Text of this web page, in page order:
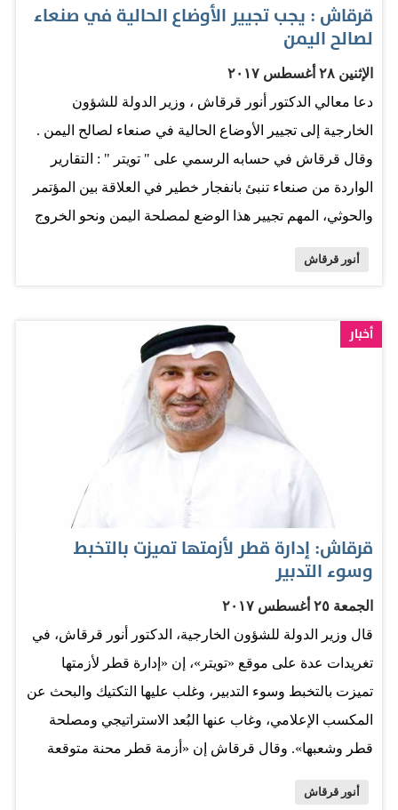
قرقاش : يجب تجيير الأوضاع الحالية في صنعاء
لصالح اليمن
الإثنين ٢٨ أغسطس ٢٠١٧
دعا معالي الدكتور أنور قرقاش ، وزير الدولة للشؤون
الخارجية إلى تجيير الأوضاع الحالية في صنعاء لصالح اليمن .
وقال قرقاش في حسابه الرسمي على " تويتر " : التقارير
الواردة من صنعاء تنبئ بانفجار خطير في العلاقة بين المؤتمر
والحوثي، المهم تجيير هذا الوضع لمصلحة اليمن ونحو الخروج
وأكد أن أولوية السلام في اليمن والإغاثة الإنسانية في الشمال
مرتبطة بالتطورات المتسارعة في صنعاء، إخضاع الحوثي
للمؤتمر بمثابة استمرار للأزمة. المصدر: البيان
أنور قرقاش
أخبار
قرقاش: إدارة قطر لأزمتها تميزت بالتخبط
وسوء التدبير
الجمعة ٢٥ أغسطس ٢٠١٧
قال وزير الدولة للشؤون الخارجية، الدكتور أنور قرقاش، في
تغريدات عدة على موقع «تويتر»، إن «إدارة قطر لأزمتها
تميزت بالتخبط وسوء التدبير، وغلب عليها التكتيك والبحث عن
المكسب الإعلامي، وغاب عنها البُعد الاستراتيجي ومصلحة
قطر وشعبها». وقال قرقاش إن «أزمة قطر محنة متوقعة
أنور قرقاش